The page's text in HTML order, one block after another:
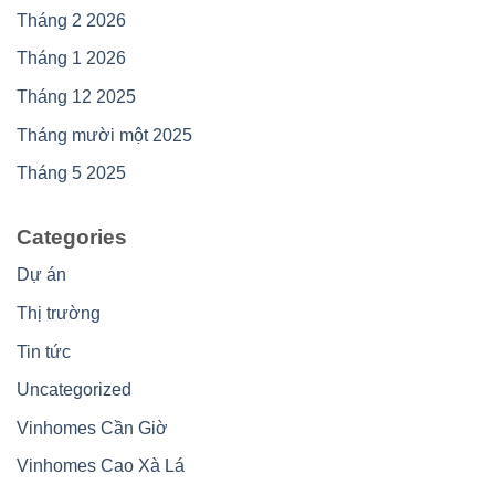
Tháng 2 2026
Tháng 1 2026
Tháng 12 2025
Tháng mười một 2025
Tháng 5 2025
Categories
Dự án
Thị trường
Tin tức
Uncategorized
Vinhomes Cần Giờ
Vinhomes Cao Xà Lá